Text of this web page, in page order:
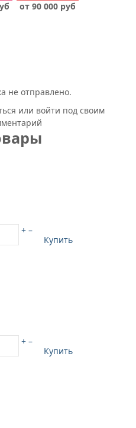
от 90 000 руб
не отправлено.
или войти под своим
+ –
Купить
+ –
Купить